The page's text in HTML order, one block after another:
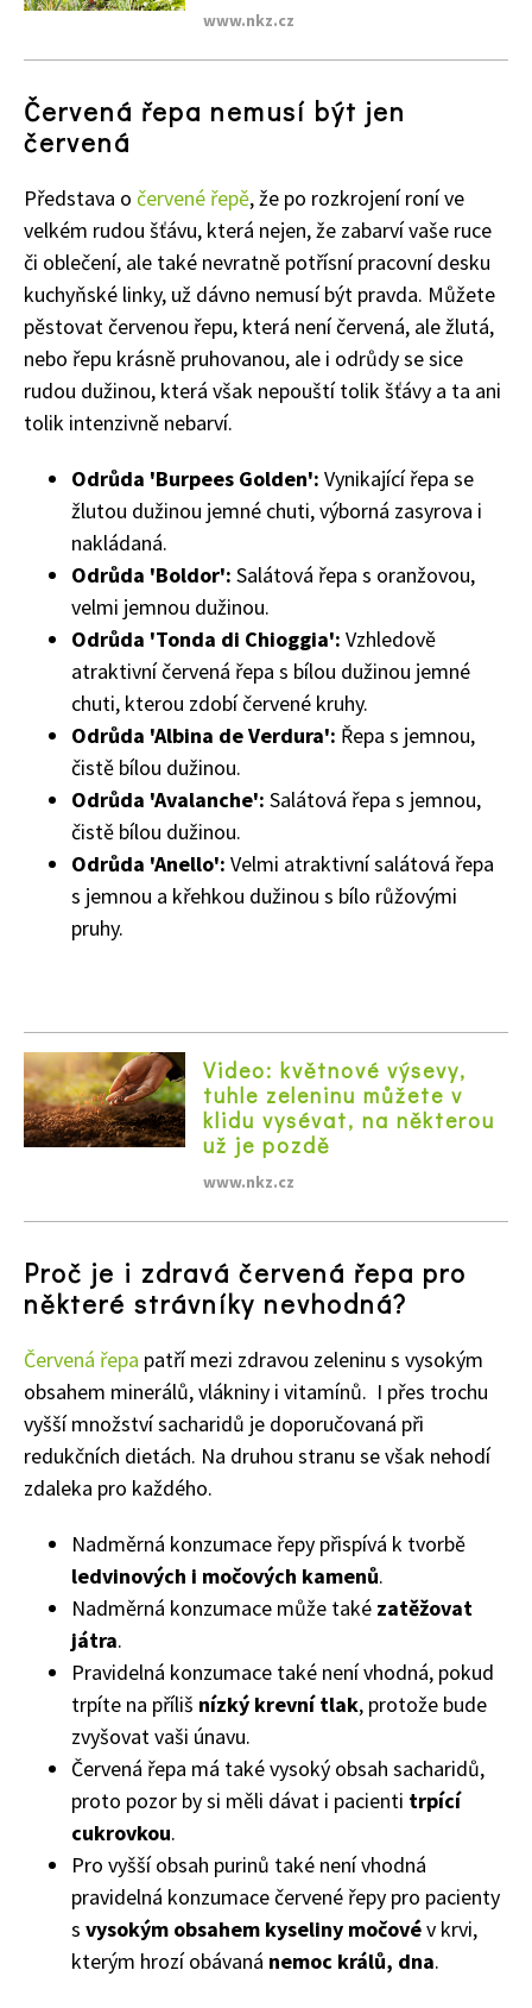
Naše krásná zahrada
Naše krásná zahrada Speciál
74 Kč
Objednat >
www.nkz.cz
Červená řepa nemusí být jen
červená
Představa o červené řepě, že po rozkrojení roní ve
velkém rudou šťávu, která nejen, že zabarví vaše ruce
či oblečení, ale také nevratně potřísní pracovní desku
kuchyňské linky, už dávno nemusí být pravda. Můžete
pěstovat červenou řepu, která není červená, ale žlutá,
nebo řepu krásně pruhovanou, ale i odrůdy se sice
rudou dužinou, která však nepouští tolik šťávy a ta ani
tolik intenzivně nebarví.
Odrůda 'Burpees Golden': Vynikající řepa se
žlutou dužinou jemné chuti, výborná zasyrova i
nakládaná.
Odrůda 'Boldor': Salátová řepa s oranžovou,
velmi jemnou dužinou.
Odrůda 'Tonda di Chioggia': Vzhledově
atraktivní červená řepa s bílou dužinou jemné
chuti, kterou zdobí červené kruhy.
Odrůda 'Albina de Verdura': Řepa s jemnou,
čistě bílou dužinou.
Odrůda 'Avalanche': Salátová řepa s jemnou,
čistě bílou dužinou.
Odrůda 'Anello': Velmi atraktivní salátová řepa
s jemnou a křehkou dužinou s bílo růžovými
pruhy.
Video: květnové výsevy,
tuhle zeleninu můžete v
klidu vysévat, na některou
už je pozdě
www.nkz.cz
Proč je i zdravá červená řepa pro
některé strávníky nevhodná?
Červená řepa patří mezi zdravou zeleninu s vysokým
obsahem minerálů, vlákniny i vitamínů. I přes trochu
vyšší množství sacharidů je doporučovaná při
redukčních dietách. Na druhou stranu se však nehodí
zdaleka pro každého.
Nadměrná konzumace řepy přispívá k tvorbě
ledvinových i močových kamenů.
Nadměrná konzumace může také zatěžovat
játra.
Pravidelná konzumace také není vhodná, pokud
trpíte na příliš nízký krevní tlak, protože bude
zvyšovat vaši únavu.
Červená řepa má také vysoký obsah sacharidů,
proto pozor by si měli dávat i pacienti trpící
cukrovkou.
Pro vyšší obsah purinů také není vhodná
pravidelná konzumace červené řepy pro pacienty
s vysokým obsahem kyseliny močovév krvi,
kterým hrozí obávaná nemoc králů, dna.